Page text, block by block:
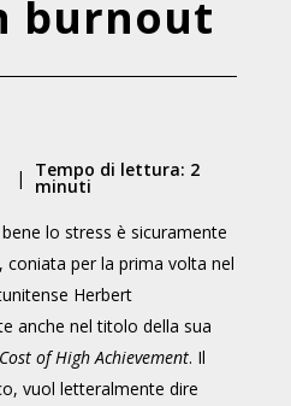
burnout
| Tempo di lettura: 2
minuti
lo stress è sicuramente
coniata per la prima volta nel
Herbert
anche nel titolo della sua
of High Achievement. Il
vuol letteralmente dire